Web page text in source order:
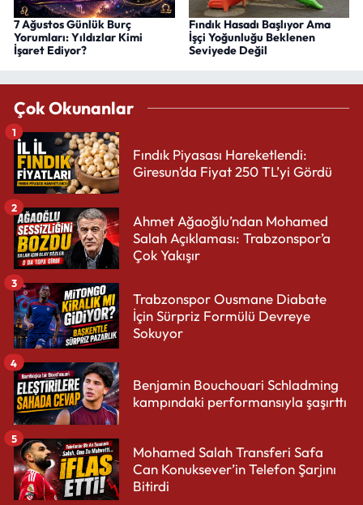
7 Ağustos Günlük Burç
Yorumları: Yıldızlar Kimi
İşaret Ediyor?
Fındık Hasadı Başlıyor Ama
İşçi Yoğunluğu Beklenen
Seviyede Değil
Çok Okunanlar
Fındık Piyasası Hareketlendi:
Giresun’da Fiyat 250 TL’yi Gördü
1
Ahmet Ağaoğlu’ndan Mohamed
Salah Açıklaması: Trabzonspor’a
Çok Yakışır
2
Trabzonspor Ousmane Diabate
İçin Sürpriz Formülü Devreye
Sokuyor
3
Benjamin Bouchouari Schladming
kampındaki performansıyla şaşırttı
4
Mohamed Salah Transferi Safa
Can Konuksever’in Telefon Şarjını
Bitirdi
5